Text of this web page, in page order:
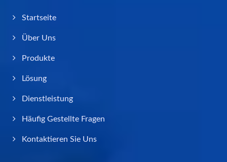
Startseite
Über Uns
Produkte
Lösung
Dienstleistung
Häufig Gestellte Fragen
Kontaktieren Sie Uns